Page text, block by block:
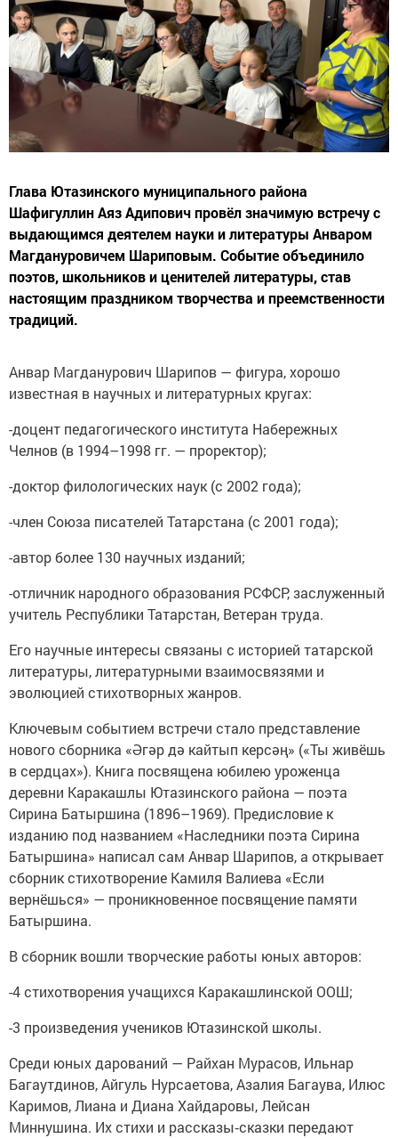
Глава Ютазинского муниципального района
Шафигуллин Аяз Адипович провёл значимую встречу с
выдающимся деятелем науки и литературы Анваром
Магдануровичем Шариповым. Событие объединило
поэтов, школьников и ценителей литературы, став
настоящим праздником творчества и преемственности
традиций.
Анвар Магданурович Шарипов — фигура, хорошо
известная в научных и литературных кругах:
-доцент педагогического института Набережных
Челнов (в 1994–1998 гг. — проректор);
-доктор филологических наук (с 2002 года);
-член Союза писателей Татарстана (с 2001 года);
-автор более 130 научных изданий;
-отличник народного образования РСФСР, заслуженный
учитель Республики Татарстан, Ветеран труда.
Его научные интересы связаны с историей татарской
литературы, литературными взаимосвязями и
эволюцией стихотворных жанров.
Ключевым событием встречи стало представление
нового сборника «Әгәр дә кайтып керсәң» («Ты живёшь
в сердцах»). Книга посвящена юбилею уроженца
деревни Каракашлы Ютазинского района — поэта
Сирина Батыршина (1896–1969). Предисловие к
изданию под названием «Наследники поэта Сирина
Батыршина» написал сам Анвар Шарипов, а открывает
сборник стихотворение Камиля Валиева «Если
вернёшься» — проникновенное посвящение памяти
Батыршина.
В сборник вошли творческие работы юных авторов:
-4 стихотворения учащихся Каракашлинской ООШ;
-3 произведения учеников Ютазинской школы.
Среди юных дарований — Райхан Мурасов, Ильнар
Багаутдинов, Айгуль Нурсаетова, Азалия Багаува, Илюс
Каримов, Лиана и Диана Хайдаровы, Лейсан
Миннушина. Их стихи и рассказы‑сказки передают